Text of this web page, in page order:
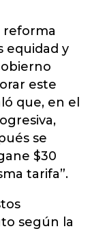
reforma
equidad y
este
que, en el
se
$30
tarifa”.
según la